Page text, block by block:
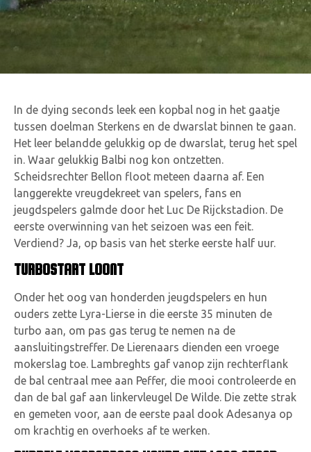
In de dying seconds leek een kopbal nog in het gaatje
tussen doelman Sterkens en de dwarslat binnen te gaan.
Het leer belandde gelukkig op de dwarslat, terug het spel
in. Waar gelukkig Balbi nog kon ontzetten.
Scheidsrechter Bellon floot meteen daarna af. Een
langgerekte vreugdekreet van spelers, fans en
jeugdspelers galmde door het Luc De Rijckstadion. De
eerste overwinning van het seizoen was een feit.
Verdiend? Ja, op basis van het sterke eerste half uur.
TURBOSTART LOONT
Onder het oog van honderden jeugdspelers en hun
ouders zette Lyra-Lierse in die eerste 35 minuten de
turbo aan, om pas gas terug te nemen na de
aansluitingstreffer. De Lierenaars dienden een vroege
mokerslag toe. Lambreghts gaf vanop zijn rechterflank
de bal centraal mee aan Peffer, die mooi controleerde en
dan de bal gaf aan linkervleugel De Wilde. Die zette strak
en gemeten voor, aan de eerste paal dook Adesanya op
om krachtig en overhoeks af te werken.